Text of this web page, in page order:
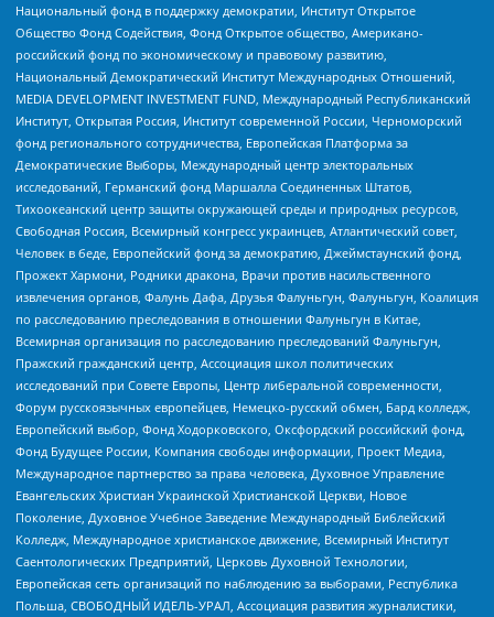
Национальный фонд в поддержку демократии, Институт Открытое
Общество Фонд Содействия, Фонд Открытое общество, Американо-
российский фонд по экономическому и правовому развитию,
Национальный Демократический Институт Международных Отношений,
MEDIA DEVELOPMENT INVESTMENT FUND, Международный Республиканский
Институт, Открытая Россия, Институт современной России, Черноморский
фонд регионального сотрудничества, Европейская Платформа за
Демократические Выборы, Международный центр электоральных
исследований, Германский фонд Маршалла Соединенных Штатов,
Тихоокеанский центр защиты окружающей среды и природных ресурсов,
Свободная Россия, Всемирный конгресс украинцев, Атлантический совет,
Человек в беде, Европейский фонд за демократию, Джеймстаунский фонд,
Прожект Хармони, Родники дракона, Врачи против насильственного
извлечения органов, Фалунь Дафа, Друзья Фалуньгун, Фалуньгун, Коалиция
по расследованию преследования в отношении Фалуньгун в Китае,
Всемирная организация по расследованию преследований Фалуньгун,
Пражский гражданский центр, Ассоциация школ политических
исследований при Совете Европы, Центр либеральной современности,
Форум русскоязычных европейцев, Немецко-русский обмен, Бард колледж,
Европейский выбор, Фонд Ходорковского, Оксфордский российский фонд,
Фонд Будущее России, Компания свободы информации, Проект Медиа,
Международное партнерство за права человека, Духовное Управление
Евангельских Христиан Украинской Христианской Церкви, Новое
Поколение, Духовное Учебное Заведение Международный Библейский
Колледж, Международное христианское движение, Всемирный Институт
Саентологических Предприятий, Церковь Духовной Технологии,
Европейская сеть организаций по наблюдению за выборами, Республика
Польша, СВОБОДНЫЙ ИДЕЛЬ-УРАЛ, Ассоциация развития журналистики,